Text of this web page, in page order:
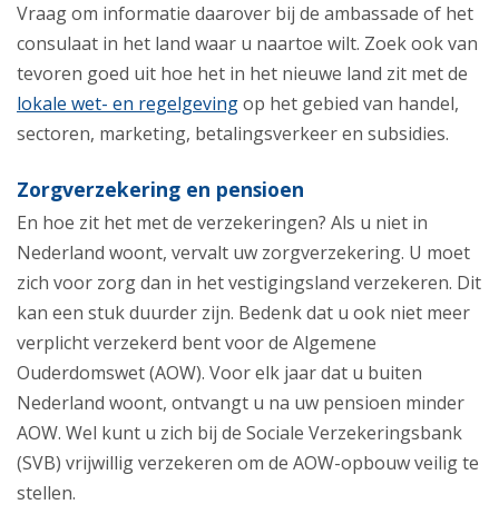
Vraag om informatie daarover bij de ambassade of het
consulaat in het land waar u naartoe wilt. Zoek ook van
tevoren goed uit hoe het in het nieuwe land zit met de
lokale wet- en regelgevingop het gebied van handel,
sectoren, marketing, betalingsverkeer en subsidies.
Zorgverzekering en pensioen
En hoe zit het met de verzekeringen? Als u niet in
Nederland woont, vervalt uw zorgverzekering. U moet
zich voor zorg dan in het vestigingsland verzekeren. Dit
kan een stuk duurder zijn. Bedenk dat u ook niet meer
verplicht verzekerd bent voor de Algemene
Ouderdomswet (AOW). Voor elk jaar dat u buiten
Nederland woont, ontvangt u na uw pensioen minder
AOW. Wel kunt u zich bij de Sociale Verzekeringsbank
(SVB) vrijwillig verzekeren om de AOW-opbouw veilig te
stellen.